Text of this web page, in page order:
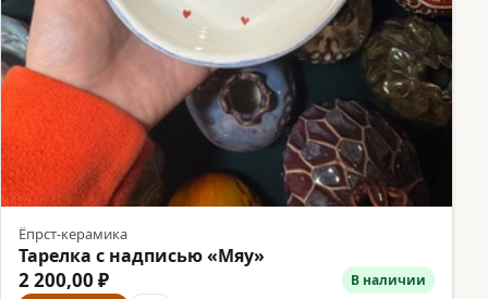
Ёпрст-керамика
Тарелка с надписью «Мяу»
2 200,00 ₽ В наличии